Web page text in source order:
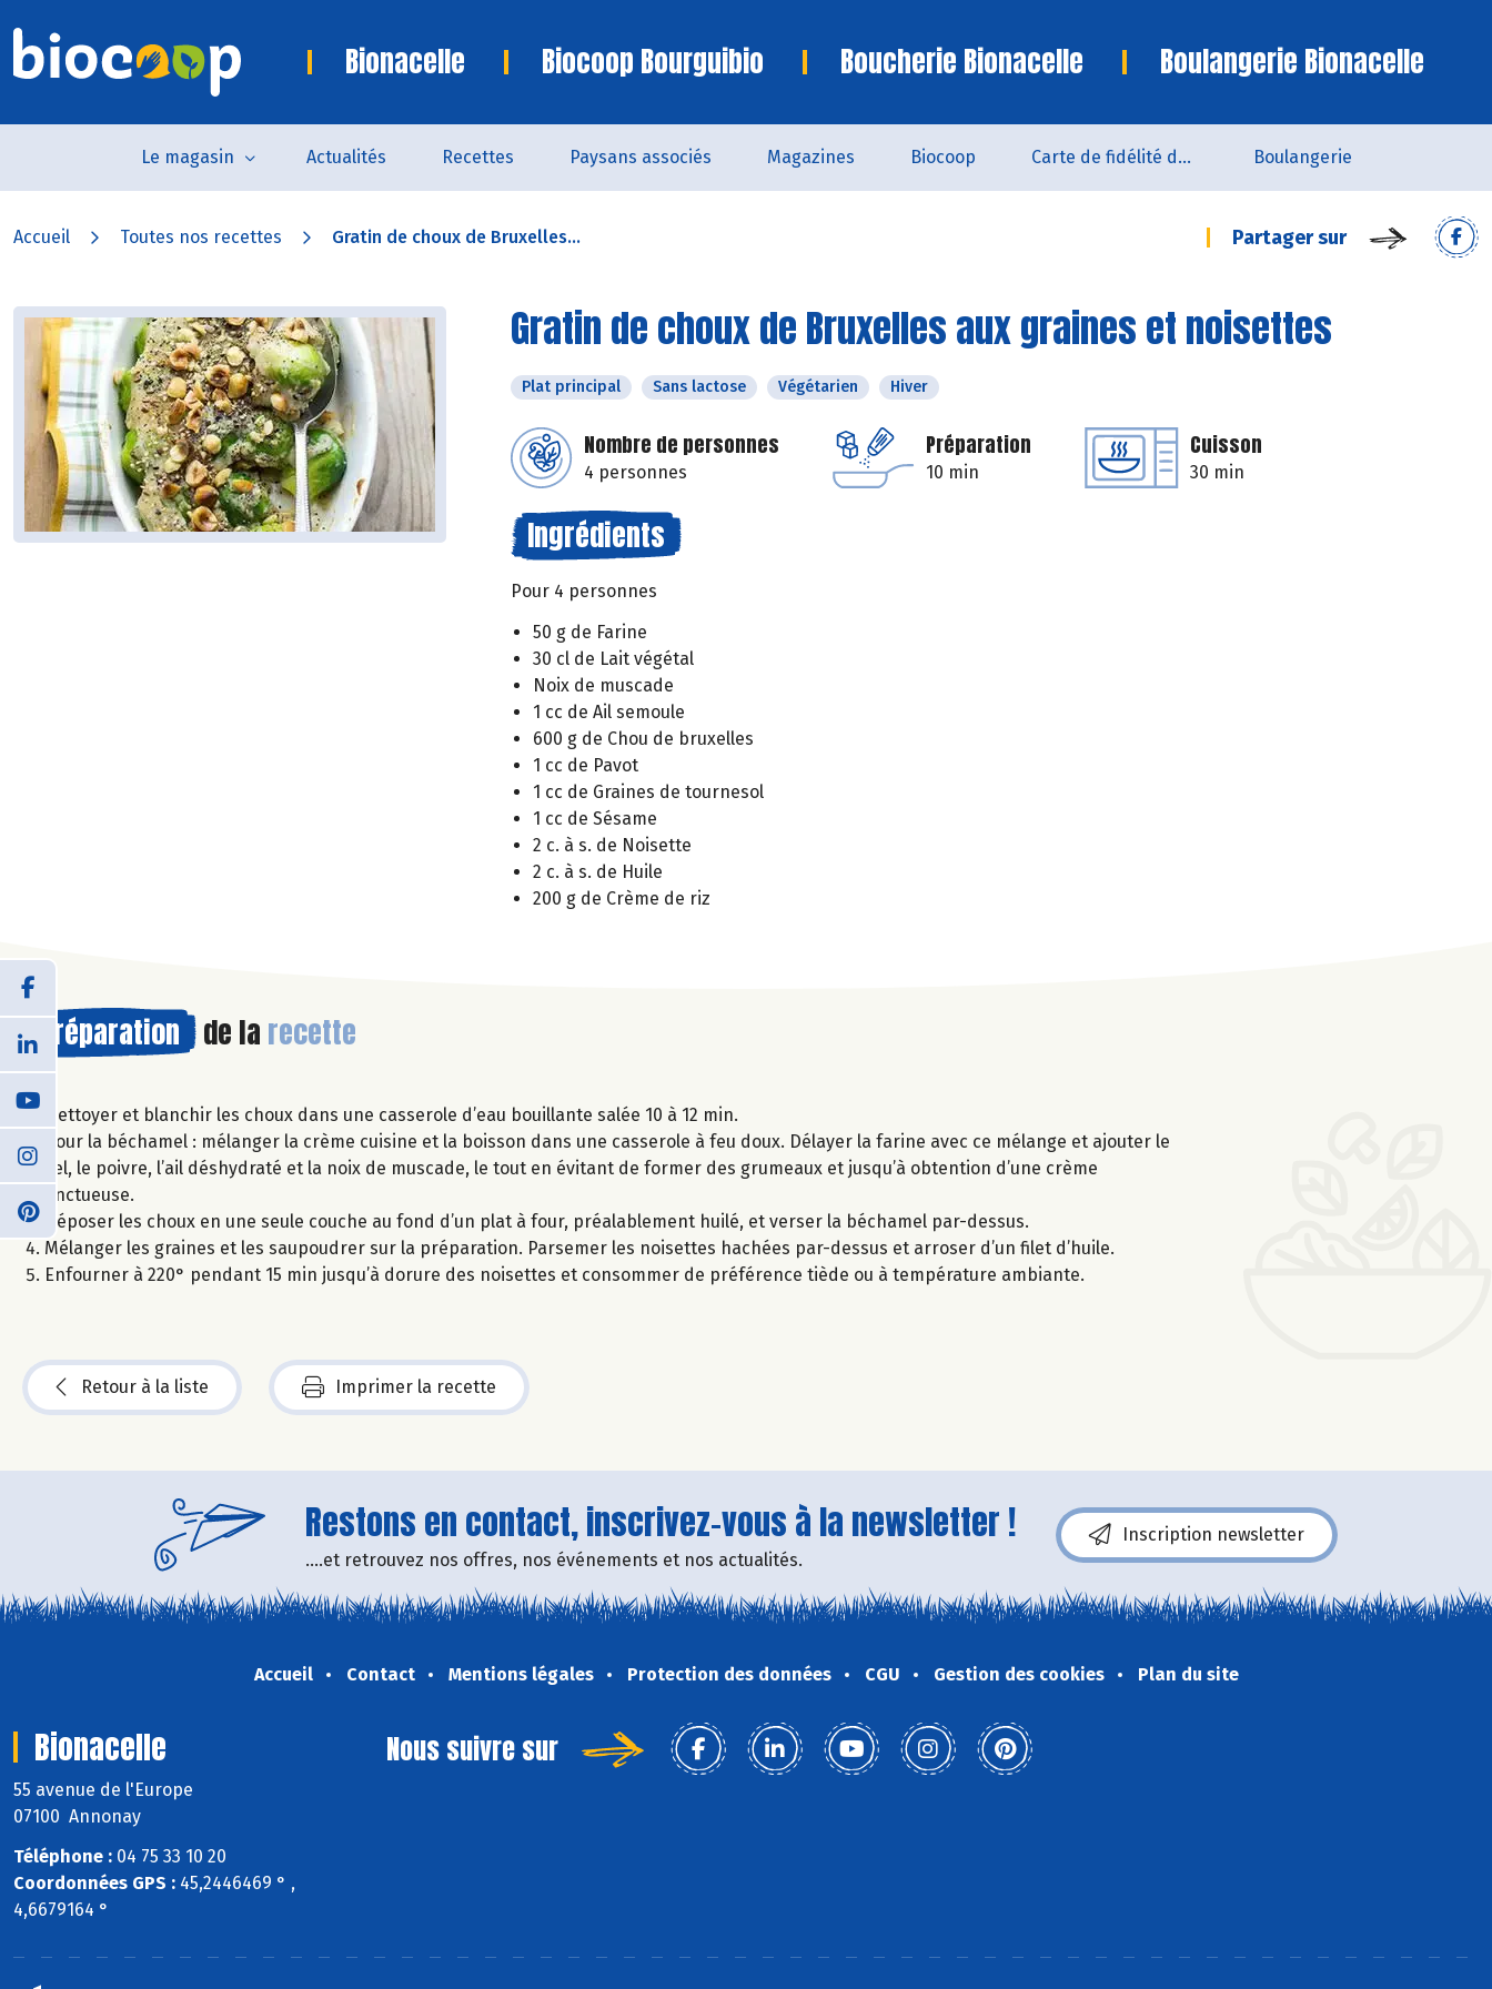
Bionacelle Biocoop Bourguibio Boucherie Bionacelle Boulangerie Bionacelle
Le magasin Actualités Recettes Paysans associés Magazines Biocoop Carte de fidélité du magasin Boulangerie
Accueil Toutes nos recettes Gratin de choux de Bruxelles... Partager sur
Gratin de choux de Bruxelles aux graines et noisettes
Plat principal Sans lactose Végétarien Hiver
Nombre de personnes
4 personnes
Préparation
10 min
Cuisson
30 min
Ingrédients
Pour 4 personnes
50 g de Farine
30 cl de Lait végétal
Noix de muscade
1 cc de Ail semoule
600 g de Chou de bruxelles
1 cc de Pavot
1 cc de Graines de tournesol
1 cc de Sésame
2 c. à s. de Noisette
2 c. à s. de Huile
200 g de Crème de riz
Préparation de la recette
Nettoyer et blanchir les choux dans une casserole d’eau bouillante salée 10 à 12 min.
Pour la béchamel : mélanger la crème cuisine et la boisson dans une casserole à feu doux. Délayer la farine avec ce mélange et ajouter le
sel, le poivre, l’ail déshydraté et la noix de muscade, le tout en évitant de former des grumeaux et jusqu’à obtention d’une crème
onctueuse.
Déposer les choux en une seule couche au fond d’un plat à four, préalablement huilé, et verser la béchamel par-dessus.
Mélanger les graines et les saupoudrer sur la préparation. Parsemer les noisettes hachées par-dessus et arroser d’un filet d’huile.
Enfourner à 220° pendant 15 min jusqu’à dorure des noisettes et consommer de préférence tiède ou à température ambiante.
Retour à la liste Imprimer la recette
Restons en contact, inscrivez-vous à la newsletter !
....et retrouvez nos offres, nos événements et nos actualités.
Inscription newsletter
Accueil Contact Mentions légales Protection des données CGU Gestion des cookies Plan du site
Bionacelle
55 avenue de l'Europe
07100 Annonay
Téléphone : 04 75 33 10 20
Coordonnées GPS : 45,2446469 ° ,
4,6679164 °
Nous suivre sur